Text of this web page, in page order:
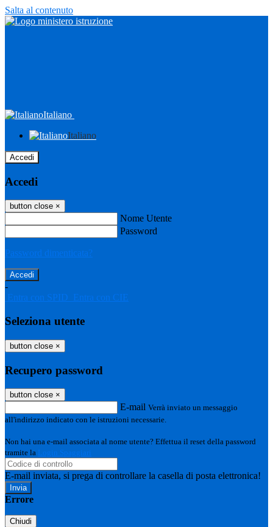
Salta al contenuto
Italiano
Italiano
Accedi
Accedi
button close ×
Nome Utente
Password
Password dimenticata?
-
Entra con SPID
Entra con CIE
Seleziona utente
button close ×
Recupero password
button close ×
E-mail Verrà inviato un messaggio
all'indirizzo indicato con le istruzioni necessarie.
Non hai una e-mail associata al nome utente? Effettua il reset della password
tramite la Login Spaggiari
E-mail inviata, si prega di controllare la casella di posta elettronica!
Errore
Chiudi